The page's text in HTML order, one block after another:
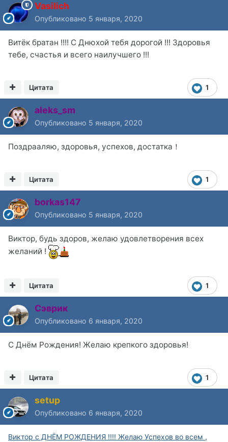
Vasilich
Опубликовано 5 января, 2020
Витёк братан !!!! С Днюхой тебя дорогой !!! Здоровья
тебе, счастья и всего наилучшего !!!
1
Цитата
aleks_sm
Опубликовано 5 января, 2020
Поздрааляю, здоровья, успехов, достатка！
1
Цитата
borkas147
Опубликовано 5 января, 2020
Виктор, будь здоров, желаю удовлетворения всех
желаний !
1
Цитата
Сэврик
Опубликовано 6 января, 2020
С Днём Рождения! Желаю крепкого здоровья!
1
Цитата
setup
Опубликовано 6 января, 2020
Виктор с ДНЁМ РОЖДЕНИЯ !!!! Желаю Успехов во всем ,